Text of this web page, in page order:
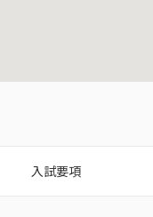
入試要項